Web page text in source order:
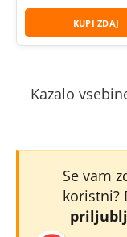
KUPI ZDAJ
Kazalo
Se vam
koristni?